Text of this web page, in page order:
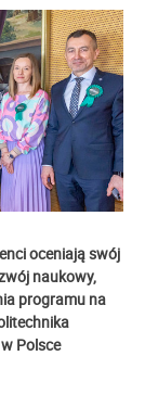
oceniają swój
naukowy,
programu na
Polsce